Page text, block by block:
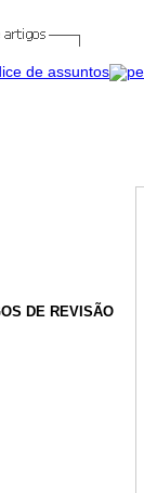
DE REVISÃO